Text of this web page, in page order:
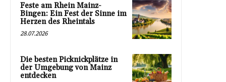
Feste am Rhein Mainz-
Bingen: Ein Fest der Sinne im
Herzen des Rheintals
28.07.2026
Die besten Picknickplätze in
der Umgebung von Mainz
entdecken